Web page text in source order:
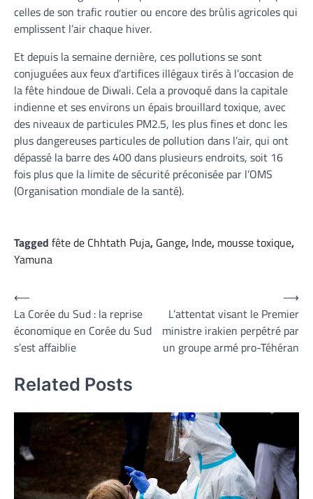
celles de son trafic routier ou encore des brûlis agricoles qui
emplissent l’air chaque hiver.
Et depuis la semaine dernière, ces pollutions se sont
conjuguées aux feux d’artifices illégaux tirés à l’occasion de
la fête hindoue de Diwali. Cela a provoqué dans la capitale
indienne et ses environs un épais brouillard toxique, avec
des niveaux de particules PM2.5, les plus fines et donc les
plus dangereuses particules de pollution dans l’air, qui ont
dépassé la barre des 400 dans plusieurs endroits, soit 16
fois plus que la limite de sécurité préconisée par l’OMS
(Organisation mondiale de la santé).
Tagged fête de Chhtath Puja, Gange, Inde, mousse toxique,
Yamuna
Navigation
de
l’article
⟵
La Corée du Sud : la reprise
économique en Corée du Sud
s’est affaiblie
L’attentat visant le Premier
ministre irakien perpétré par
un groupe armé pro-Téhéran
⟶
Related Posts